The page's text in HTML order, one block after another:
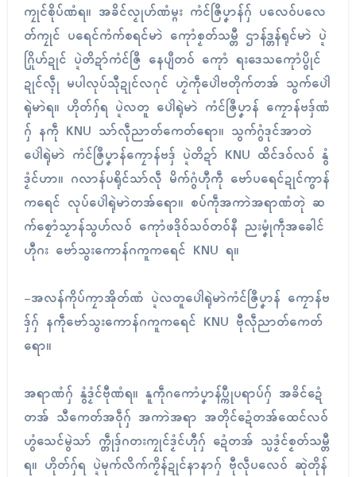
ကၠုၚ်စိုပ်ဏံရ။ အခိၚ်လၟုဟ်ဏံမ္ဂး ကံၚ်ဇြဳပၞာန်ဂှ် ပလေဝ်ပလေ
တ်ကၠုၚ် ပရေၚ်ကံက်စရၚ်မာဲ ကေုာံစၟတ်သမ္တီ ဌာန်ဒ္တန်ရုၚ်မာဲ ပ္ဍဲ
ဂြိုဟ်ဍုၚ် ပ္ဍဲတိဍာ်ကံၚ်ဇြဳ နေပျဳတဝ် ကေုာံ ရးဒေသကေုာံပွိုၚ်
ဍုၚ်လ္ၚဵု မပါလုပ်သီုဍုၚ်လဂုၚ် ဟၟဲကဵုပေါဲဗတိုက်တအ် သွက်ပေါဲ
ရုဲမာဲရ။ ဟိုတ်ဂှ်ရ ပ္ဍဲလတူ ပေါဲရုဲမာဲ ကံၚ်ဇြဳပၞာန် ကၠောန်ဗဒှ်ဏံ
ဂှ် နကဵု KNU သာ်လဵုညာတ်ကေတ်ရော။ သွက်ဂွံဒုၚ်အာတဲ
ပေါဲရုဲမာဲ ကံၚ်ဇြဳပၞာန်ကၠောန်ဗဒှ် ပ္ဍဲတိဍာ် KNU ထိၚ်ဒဝ်လဝ် နွံ
ဒၟံၚ်ဟာ။ ဂလာန်ပရိုၚ်သာ်လဵု မိက်ဂွံဟီုကဵု ဗော်ပရေၚ်ဍုၚ်ကွာန်
ကရေၚ် လုပ်ပေါဲရုဲမာဲတအ်ရော။ စပ်ကဵုအကာဲအရာဏံတုဲ ဆ
က်စၠောံသၟာန်သွဟ်လဝ် ကေုာံဖဒိုဝ်သဝ်တဝ်နဳ ညးမၞုံကဵုအခေါၚ်
ဟီုဂး ဗော်သွးကောန်ဂကူကရေၚ် KNU ရ။
-အလန်ကိုပ်ကၠာအိုတ်ဏံ ပ္ဍဲလတူပေါဲရုဲမာဲကံၚ်ဇြဳပၞာန် ကၠောန်ဗ
ဒှ်ဂှ် နကဵုဗော်သွးကောန်ဂကူကရေၚ် KNU ဗီုလဵုညာတ်ကေတ်
ရော။
အရာဏံဂှ် နွံဒၟံၚ်ဗီုဏံရ။ နူကဵုဂကောံပၞာန်ပ္ကီုပရာပ်ဂှ် အခိၚ်ဍေံ
တအ် သီကေတ်အဝဵုဂှ် အကာဲအရာ အတိုၚ်ဍေံတအ်ထေၚ်လဝ်
ဟွံသေၚ်မွဲသာ် က္တဵုဒှ်ဂတးကၠုၚ်ဒၟံၚ်ဟီုဂှ် ဍေံတအ် သ္ပဒၟံၚ်စၟတ်သမ္တီ
ရ။ ဟိုတ်ဂှ်ရ ပ္ဍဲမုက်လိက်ကၟိန်ဍုၚ်နာနာဂှ် ဗီုလဵုပလေဝ် ဆုဲတိုန်